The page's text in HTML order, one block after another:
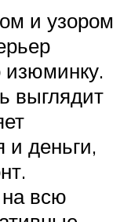
и узором
изюминку.
выглядит
и деньги,
всю